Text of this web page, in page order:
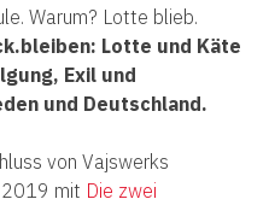
Warum? Lotte blieb.
Lotte und Käte
Exil und
und Deutschland.
von Vajswerks
2019 mit Die zwei